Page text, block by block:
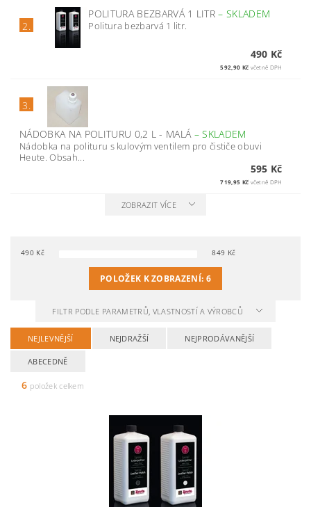
2.
POLITURA BEZBARVÁ 1 LITR– SKLADEM
Politura bezbarvá 1 litr.
490 Kč
592,90 Kč včetně DPH
3.
NÁDOBKA NA POLITURU 0,2 L - MALÁ – SKLADEM
Nádobka na polituru s kulovým ventilem pro čističe obuvi
Heute. Obsah...
595 Kč
719,95 Kč včetně DPH
ZOBRAZIT VÍCE
490Kč 849 Kč
POLOŽEK K ZOBRAZENÍ: 6
FILTR PODLE PARAMETRŮ, VLASTNOSTÍ A VÝROBCŮ
NEJLEVNĚJŠÍ NEJDRAŽŠÍ NEJPRODÁVANĚJŠÍ
ABECEDNĚ
6 položek celkem